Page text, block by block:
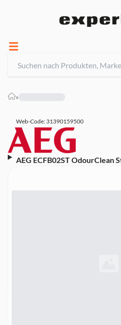
»
Web-Code: 31390159500
AEG ECFB02ST OdourClean